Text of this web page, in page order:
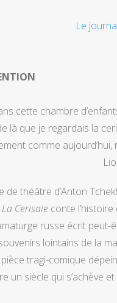
Le
cette chambre
là que je regardais la
comme aujourd’hui,
de théâtre d’Anton
La Cerisaie conte l’histoire
russe écrit peut-
lointains de la
tragi-comique
un siècle qui s’achève